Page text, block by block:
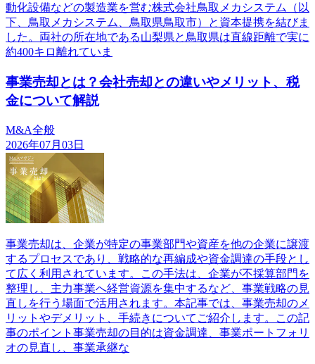
動化設備などの製造業を営む株式会社鳥取メカシステム（以
下、鳥取メカシステム、鳥取県鳥取市）と資本提携を結びま
した。両社の所在地である山梨県と鳥取県は直線距離で実に
約400キロ離れていま
事業売却とは？会社売却との違いやメリット、税
金について解説
M&A全般
2026年07月03日
事業売却は、企業が特定の事業部門や資産を他の企業に譲渡
するプロセスであり、戦略的な再編成や資金調達の手段とし
て広く利用されています。この手法は、企業が不採算部門を
整理し、主力事業へ経営資源を集中するなど、事業戦略の見
直しを行う場面で活用されます。本記事では、事業売却のメ
リットやデメリット、手続きについてご紹介します。この記
事のポイント事業売却の目的は資金調達、事業ポートフォリ
オの見直し、事業承継な